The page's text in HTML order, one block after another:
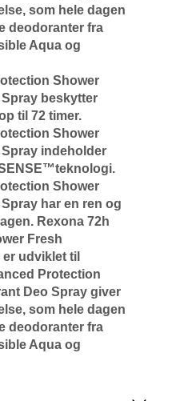
som hele dagen
deodoranter fra
Aqua og
Shower
beskytter
til 72 timer.
Shower
indeholder
Shower
har en ren og
Rexona 72h
Fresh
udviklet til
Protection
Deo Spray giver
som hele dagen
deodoranter fra
Aqua og